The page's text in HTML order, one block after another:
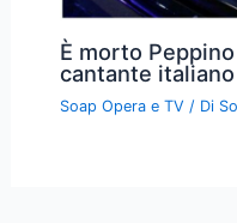
È morto
cantante italiano
Soap Opera e TV / Di